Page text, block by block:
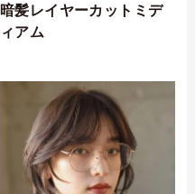
暗髪レイヤーカットミデ
ィアム